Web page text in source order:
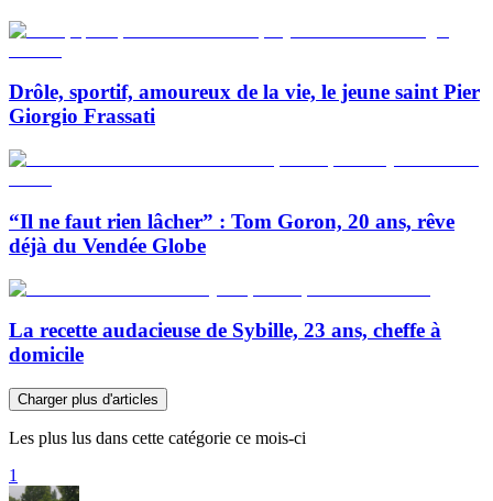
Drôle, sportif, amoureux de la vie, le jeune saint Pier
Giorgio Frassati
“Il ne faut rien lâcher” : Tom Goron, 20 ans, rêve
déjà du Vendée Globe
La recette audacieuse de Sybille, 23 ans, cheffe à
domicile
Charger plus d'articles
Les plus lus dans cette catégorie ce mois-ci
1